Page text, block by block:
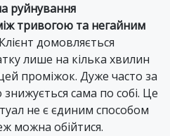
руйнування
тривогою та негайним
домовляється
лише на кілька хвилин
проміжок. Дуже часто за
сама по собі. Це
не є єдиним способом
можна обійтися.